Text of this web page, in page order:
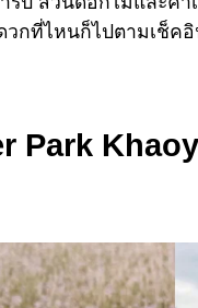
วกที่ไหนก็ไปตามเช็ค
Park